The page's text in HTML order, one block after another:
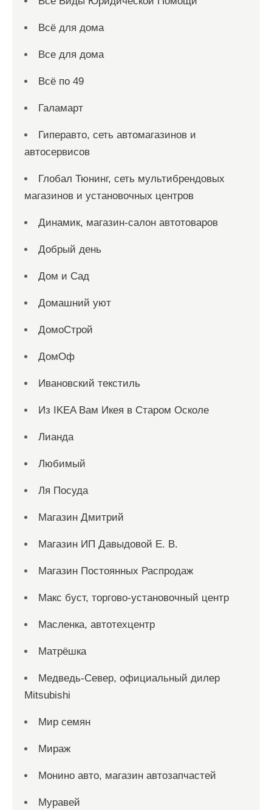
Всё для дома
Все для дома
Всё по 49
Галамарт
Гиперавто, сеть автомагазинов и
автосервисов
Глобал Тюнинг, сеть мультибрендовых
магазинов и установочных центров
Динамик, магазин-салон автотоваров
Добрый день
Дом и Сад
Домашний уют
ДомоСтрой
ДомОф
Ивановский текстиль
Из IKEA Вам Икея в Старом Осколе
Лианда
Любимый
Ля Посуда
Магазин Дмитрий
Магазин ИП Давыдовой Е. В.
Магазин Постоянных Распродаж
Макс буст, торгово-установочный центр
Масленка, автотехцентр
Матрёшка
Медведь-Север, официальный дилер
Mitsubishi
Мир семян
Мираж
Монино авто, магазин автозапчастей
Муравей